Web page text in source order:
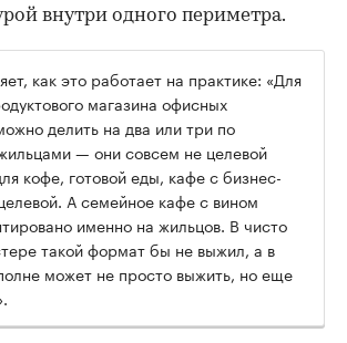
внутри одного периметра.
как это работает на практике: «Для
магазина офисных
делить на два или три по
— они совсем не целевой
кофе, готовой еды, кафе с бизнес-
А семейное кафе с вином
именно на жильцов. В чисто
такой формат бы не выжил, а в
может не просто выжить, но еще